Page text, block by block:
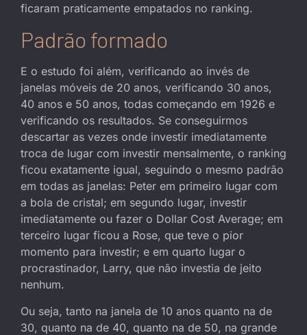
ficaram praticamente empatados no ranking.
Padrão formado
E o estudo foi além, verificando ao invés de
janelas móveis de 20 anos, verificando 30 anos,
40 anos e 50 anos, todas começando em 1926 e
verificando os resultados. Se conseguirmos
descartar as vezes onde investir imediatamente
troca de lugar com investir mensalmente, o ranking
ficou exatamente igual, seguindo o mesmo padrão
em todas as janelas: Peter em primeiro lugar com
a bola de cristal; em segundo lugar, investir
imediatamente ou fazer o Dollar Cost Average; em
terceiro lugar ficou a Rose, que teve o pior
momento para investir; e em quarto lugar o
procrastinador, Larry, que não investia de jeito
nenhum.
Ou seja, tanto na janela de 10 anos quanto na de
30, quanto na de 40, quanto na de 50, na grande